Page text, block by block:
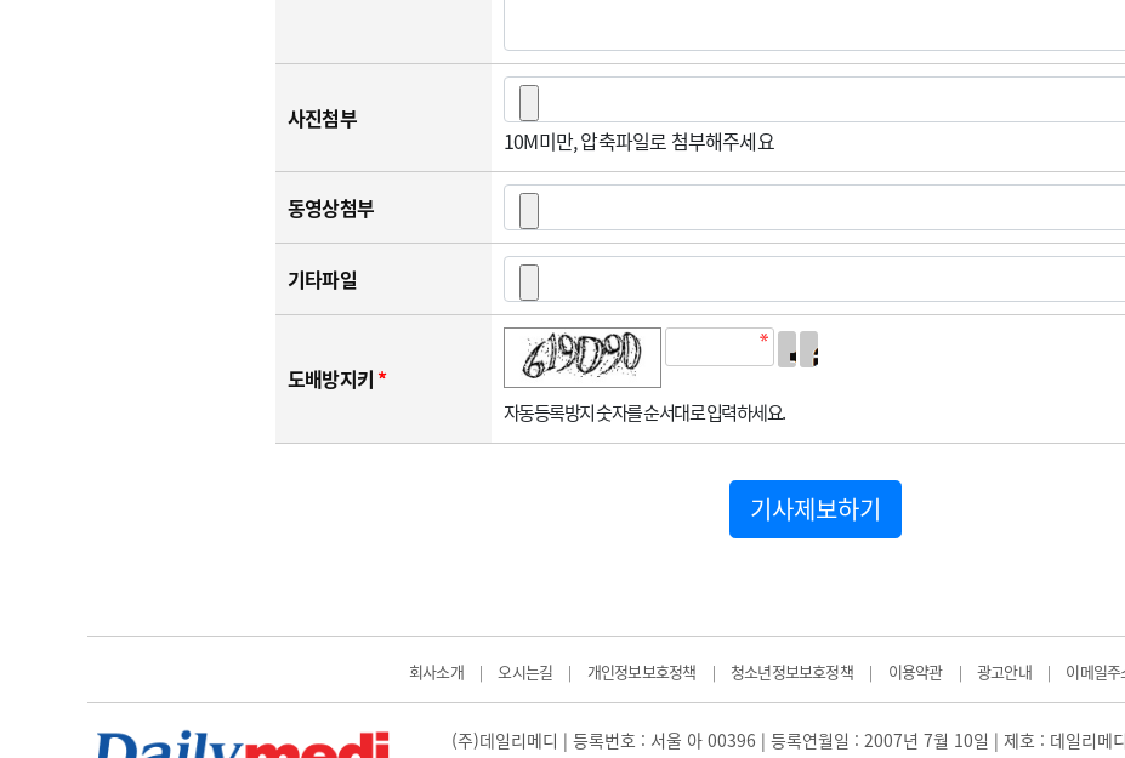
사진첨부
10M미만, 압축파일로 첨부해주세요
동영상첨부
기타파일
도배방지키 *
자동등록방지 숫자를 순서대로 입력하세요.
기사제보하기
회사소개 | 오시는길 | 개인정보보호정책 | 청소년정보보호정책 | 이용약관 | 광고안내 | 이메일
(주)데일리메디 | 등록번호 : 서울 아 00396 | 등록연월일 : 2007년 7월 10일 | 제호 : 데일리메